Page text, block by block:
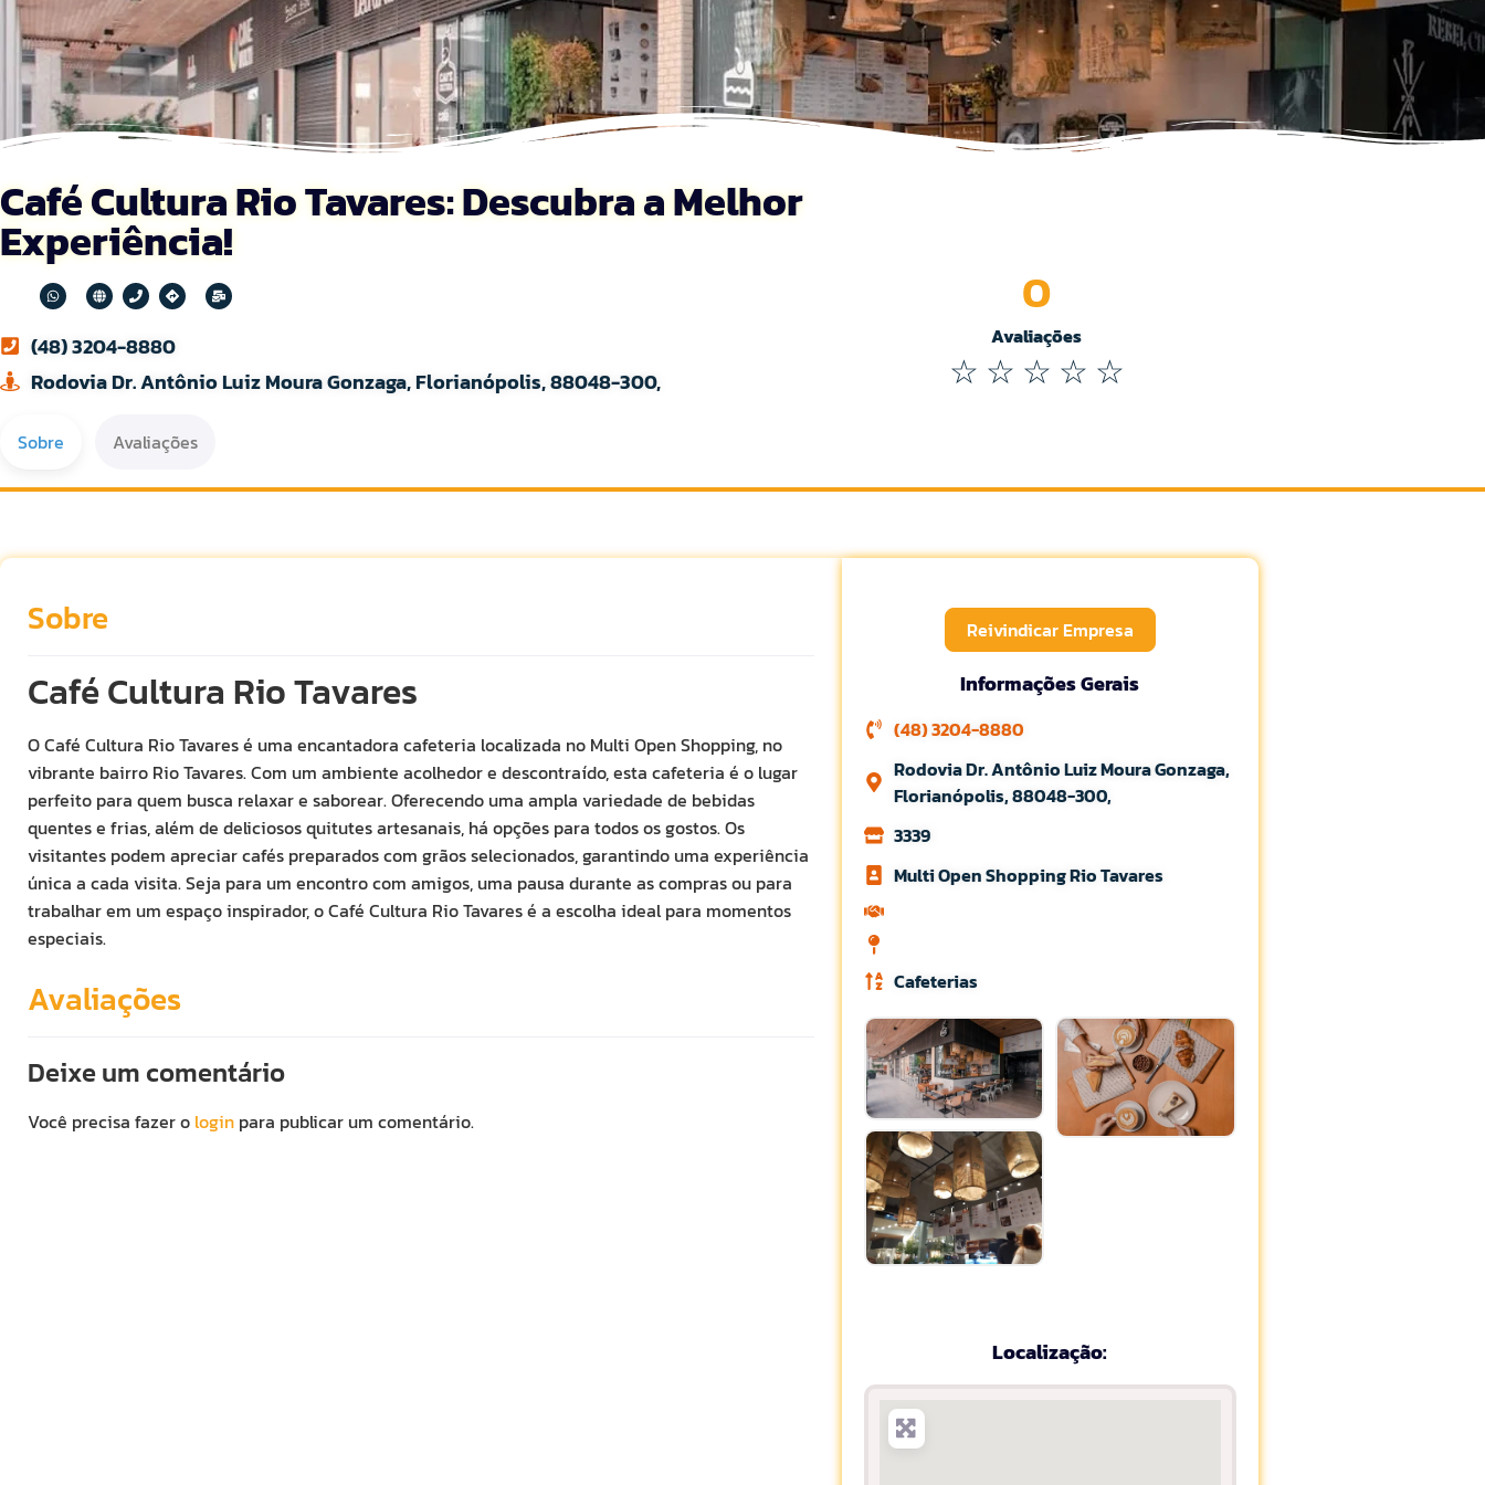
Café Cultura Rio Tavares: Descubra a Melhor
Experiência!
(48) 3204-8880
Rodovia Dr. Antônio Luiz Moura Gonzaga, Florianópolis, 88048-300,
Avaliações
0
☆ ☆ ☆ ☆ ☆
Sobre Avaliações
Sobre
Café Cultura Rio Tavares
O Café Cultura Rio Tavares é uma encantadora cafeteria localizada no Multi Open Shopping, no
vibrante bairro Rio Tavares. Com um ambiente acolhedor e descontraído, esta cafeteria é o lugar
perfeito para quem busca relaxar e saborear. Oferecendo uma ampla variedade de bebidas
quentes e frias, além de deliciosos quitutes artesanais, há opções para todos os gostos. Os
visitantes podem apreciar cafés preparados com grãos selecionados, garantindo uma experiência
única a cada visita. Seja para um encontro com amigos, uma pausa durante as compras ou para
trabalhar em um espaço inspirador, o Café Cultura Rio Tavares é a escolha ideal para momentos
especiais.
Avaliações
Deixe um comentário
Você precisa fazer o login para publicar um comentário.
Reivindicar Empresa
Informações Gerais
(48) 3204-8880
Rodovia Dr. Antônio Luiz Moura Gonzaga,
Florianópolis, 88048-300,
3339
Multi Open Shopping Rio Tavares
Cafeterias
Localização: